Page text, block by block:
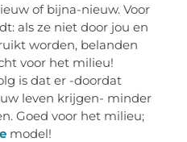
of bijna-nieuw. Voor
als ze niet door jou en
worden, belanden
voor het milieu!
is dat er -doordat
leven krijgen- minder
Goed voor het milieu;
model!